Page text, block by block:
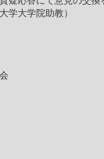
学大学院助教）